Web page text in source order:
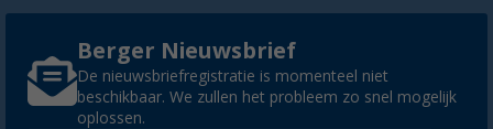
Berger Nieuwsbrief
De nieuwsbriefregistratie is momenteel niet
beschikbaar. We zullen het probleem zo snel mogelijk
oplossen.